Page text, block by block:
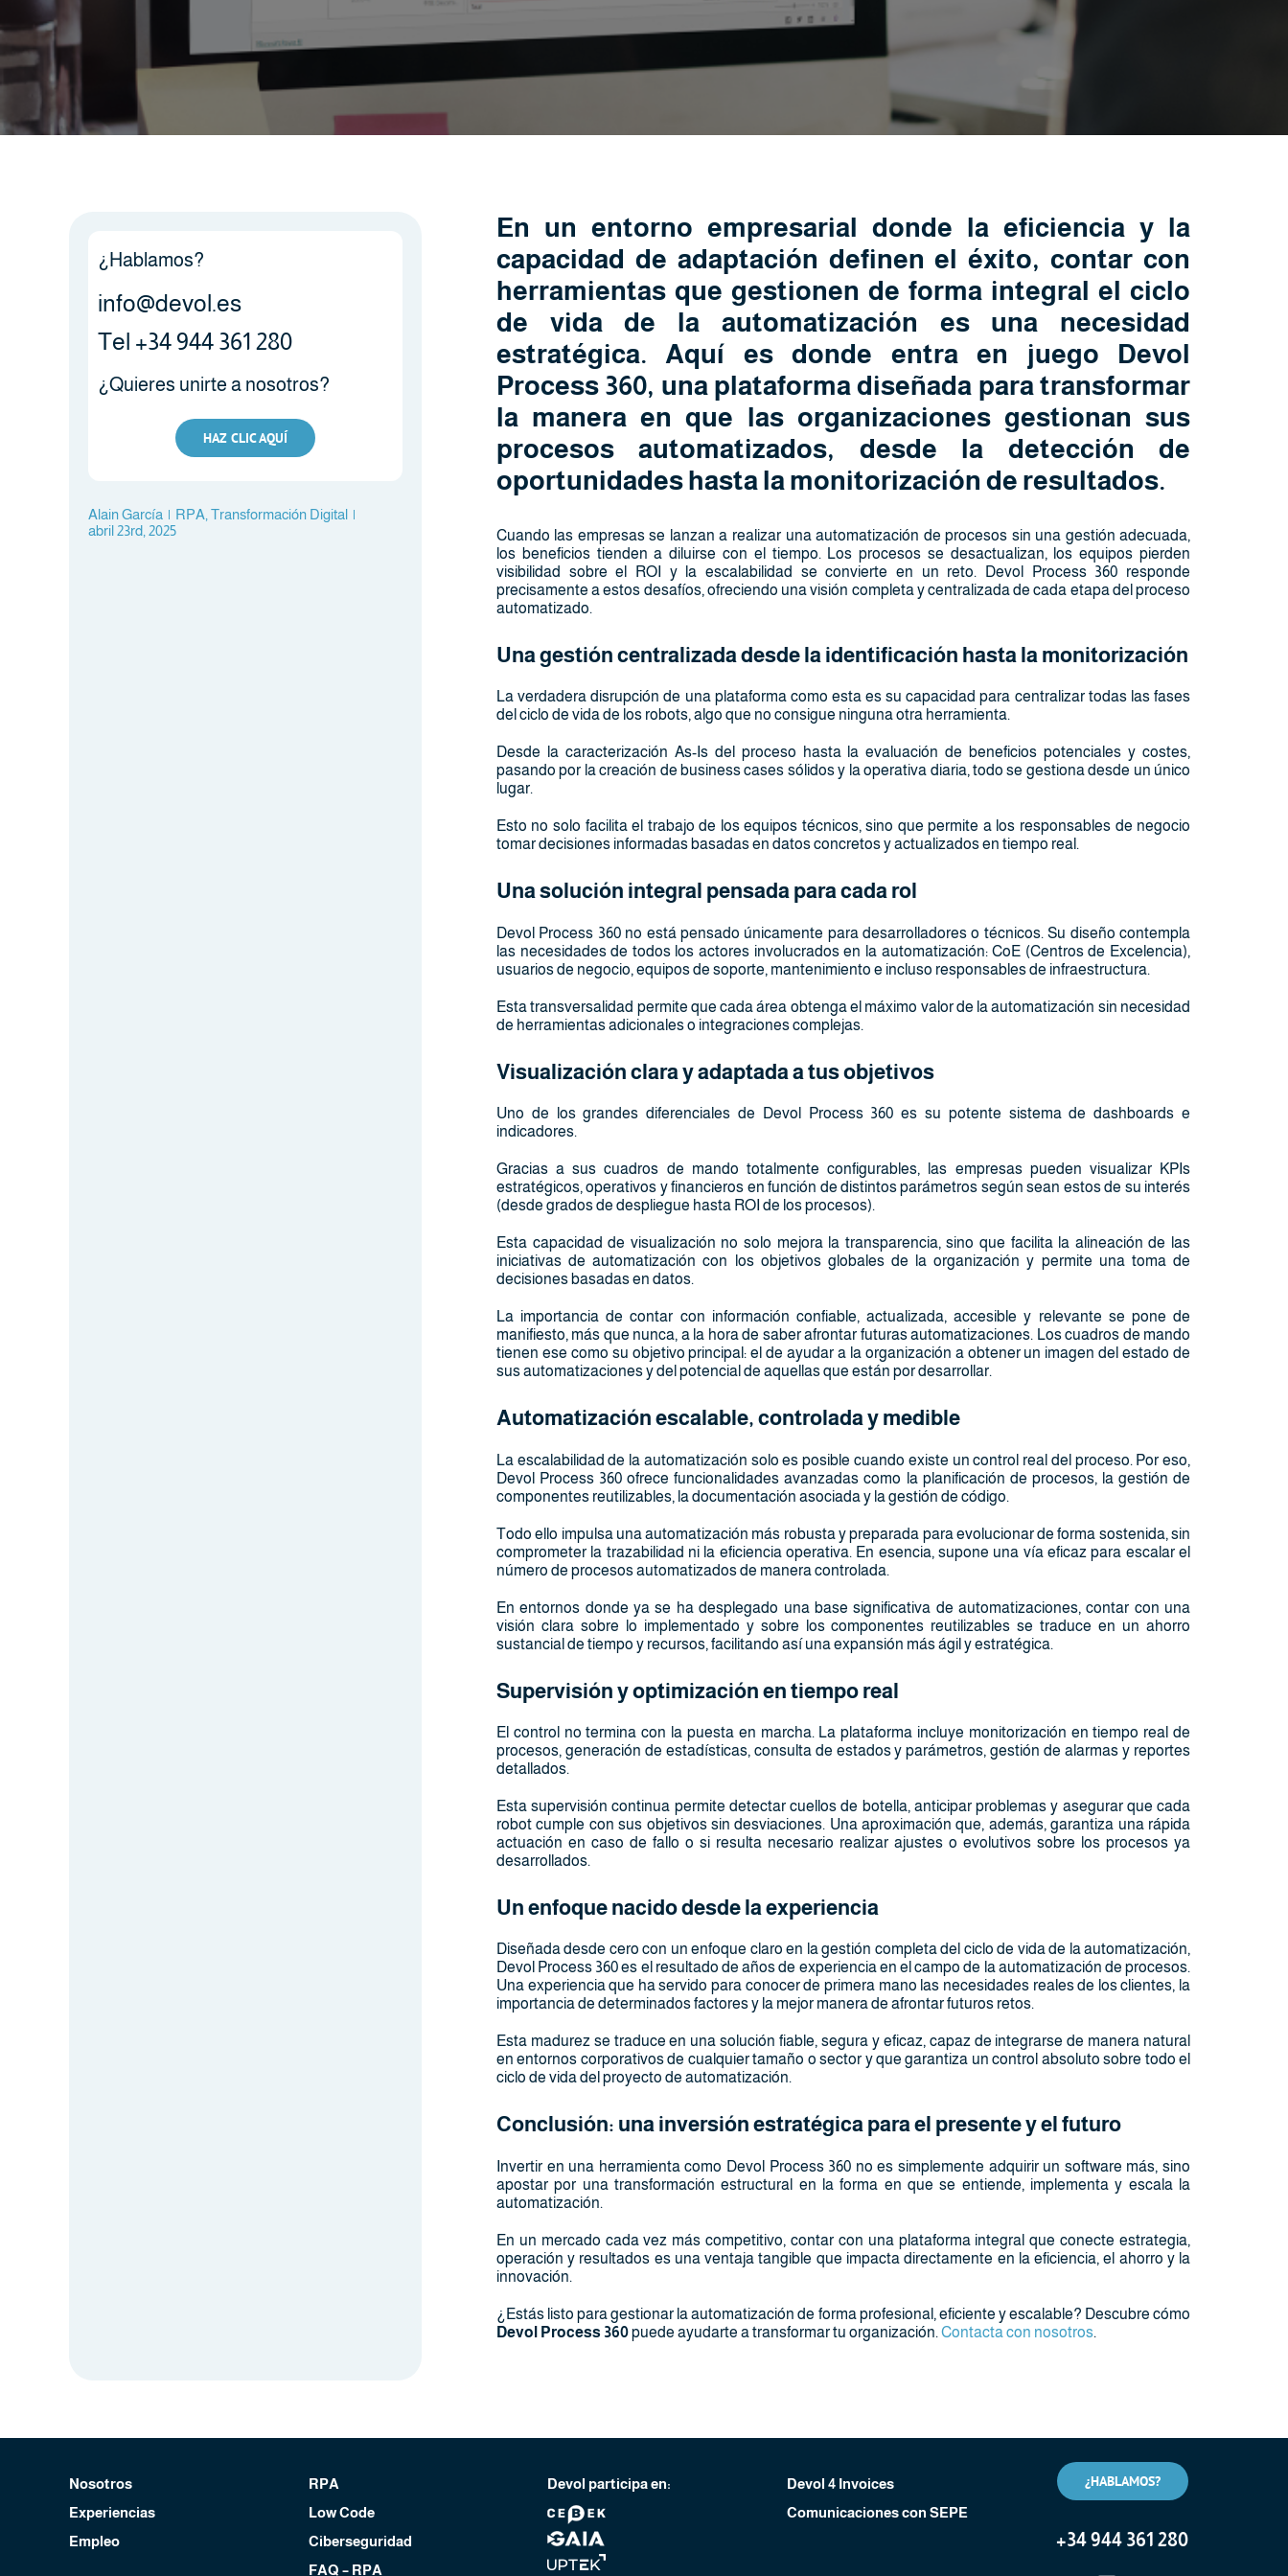
¿Hablamos?
info@devol.es
Tel +34 944 361 280
¿Quieres unirte a nosotros?
HAZ CLIC AQUÍ
Alain García | RPA Transformación Digital |
abril 23rd, 2025
En un entorno empresarial donde la eficiencia y la
capacidad de adaptación definen el éxito, contar con
herramientas que gestionen de forma integral el ciclo
de vida de la automatización es una necesidad
estratégica. Aquí es donde entra en juego Devol
Process 360, una plataforma diseñada para transformar
la manera en que las organizaciones gestionan sus
procesos automatizados, desde la detección de
oportunidades hasta la monitorización de resultados.
Cuando las empresas se lanzan a realizar una automatización de procesos sin una gestión adecuada,
los beneficios tienden a diluirse con el tiempo. Los procesos se desactualizan, los equipos pierden
visibilidad sobre el ROI y la escalabilidad se convierte en un reto. Devol Process 360 responde
precisamente a estos desafíos, ofreciendo una visión completa y centralizada de cada etapa del proceso
automatizado.
Una gestión centralizada desde la identificación hasta la monitorización
La verdadera disrupción de una plataforma como esta es su capacidad para centralizar todas las fases
del ciclo de vida de los robots, algo que no consigue ninguna otra herramienta.
Desde la caracterización As-Is del proceso hasta la evaluación de beneficios potenciales y costes,
pasando por la creación de business cases sólidos y la operativa diaria, todo se gestiona desde un único
lugar.
Esto no solo facilita el trabajo de los equipos técnicos, sino que permite a los responsables de negocio
tomar decisiones informadas basadas en datos concretos y actualizados en tiempo real.
Una solución integral pensada para cada rol
Devol Process 360 no está pensado únicamente para desarrolladores o técnicos. Su diseño contempla
las necesidades de todos los actores involucrados en la automatización: CoE (Centros de Excelencia),
usuarios de negocio, equipos de soporte, mantenimiento e incluso responsables de infraestructura.
Esta transversalidad permite que cada área obtenga el máximo valor de la automatización sin necesidad
de herramientas adicionales o integraciones complejas.
Visualización clara y adaptada a tus objetivos
Uno de los grandes diferenciales de Devol Process 360 es su potente sistema de dashboards e
indicadores.
Gracias a sus cuadros de mando totalmente configurables, las empresas pueden visualizar KPIs
estratégicos, operativos y financieros en función de distintos parámetros según sean estos de su interés
(desde grados de despliegue hasta ROI de los procesos).
Esta capacidad de visualización no solo mejora la transparencia, sino que facilita la alineación de las
iniciativas de automatización con los objetivos globales de la organización y permite una toma de
decisiones basadas en datos.
La importancia de contar con información confiable, actualizada, accesible y relevante se pone de
manifiesto, más que nunca, a la hora de saber afrontar futuras automatizaciones. Los cuadros de mando
tienen ese como su objetivo principal: el de ayudar a la organización a obtener un imagen del estado de
sus automatizaciones y del potencial de aquellas que están por desarrollar.
Automatización escalable, controlada y medible
La escalabilidad de la automatización solo es posible cuando existe un control real del proceso. Por eso,
Devol Process 360 ofrece funcionalidades avanzadas como la planificación de procesos, la gestión de
componentes reutilizables, la documentación asociada y la gestión de código.
Todo ello impulsa una automatización más robusta y preparada para evolucionar de forma sostenida, sin
comprometer la trazabilidad ni la eficiencia operativa. En esencia, supone una vía eficaz para escalar el
número de procesos automatizados de manera controlada.
En entornos donde ya se ha desplegado una base significativa de automatizaciones, contar con una
visión clara sobre lo implementado y sobre los componentes reutilizables se traduce en un ahorro
sustancial de tiempo y recursos, facilitando así una expansión más ágil y estratégica.
Supervisión y optimización en tiempo real
El control no termina con la puesta en marcha. La plataforma incluye monitorización en tiempo real de
procesos, generación de estadísticas, consulta de estados y parámetros, gestión de alarmas y reportes
detallados.
Esta supervisión continua permite detectar cuellos de botella, anticipar problemas y asegurar que cada
robot cumple con sus objetivos sin desviaciones. Una aproximación que, además, garantiza una rápida
actuación en caso de fallo o si resulta necesario realizar ajustes o evolutivos sobre los procesos ya
desarrollados.
Un enfoque nacido desde la experiencia
Diseñada desde cero con un enfoque claro en la gestión completa del ciclo de vida de la automatización,
Devol Process 360 es el resultado de años de experiencia en el campo de la automatización de procesos.
Una experiencia que ha servido para conocer de primera mano las necesidades reales de los clientes, la
importancia de determinados factores y la mejor manera de afrontar futuros retos.
Esta madurez se traduce en una solución fiable, segura y eficaz, capaz de integrarse de manera natural
en entornos corporativos de cualquier tamaño o sector y que garantiza un control absoluto sobre todo el
ciclo de vida del proyecto de automatización.
Conclusión: una inversión estratégica para el presente y el futuro
Invertir en una herramienta como Devol Process 360 no es simplemente adquirir un software más, sino
apostar por una transformación estructural en la forma en que se entiende, implementa y escala la
automatización.
En un mercado cada vez más competitivo, contar con una plataforma integral que conecte estrategia,
operación y resultados es una ventaja tangible que impacta directamente en la eficiencia, el ahorro y la
innovación.
¿Estás listo para gestionar la automatización de forma profesional, eficiente y escalable? Descubre cómo
Devol Process 360puede ayudarte a transformar tu organización. Contacta con nosotros.
Nosotros
Experiencias
Empleo
RPA
Low Code
Ciberseguridad
FAQ – RPA
Devol participa en:
Devol 4 Invoices
Comunicaciones con SEPE
¿HABLAMOS?
+34 944 361 280